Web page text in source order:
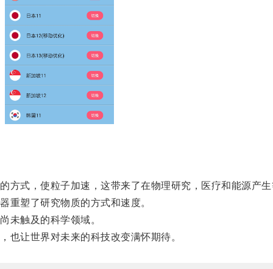
式，使粒子加速，这带来了在物理研究，医疗和能源产生
塑了研究物质的方式和速度。
触及的科学领域。
让世界对未来的科技改变满怀期待。